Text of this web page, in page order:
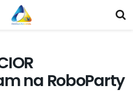
na RoboParty